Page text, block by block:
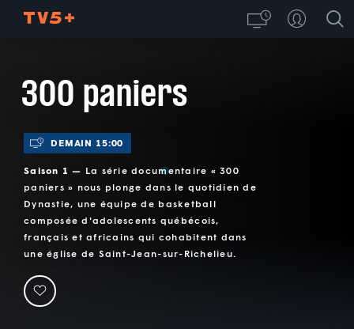
300 paniers
DEMAIN 15:00
Saison 1 — La série documentaire « 300
paniers » nous plonge dans le quotidien de
Dynastie, une équipe de basketball
composée d'adolescents québécois,
français et africains qui cohabitent dans
une église de Saint-Jean-sur-Richelieu.